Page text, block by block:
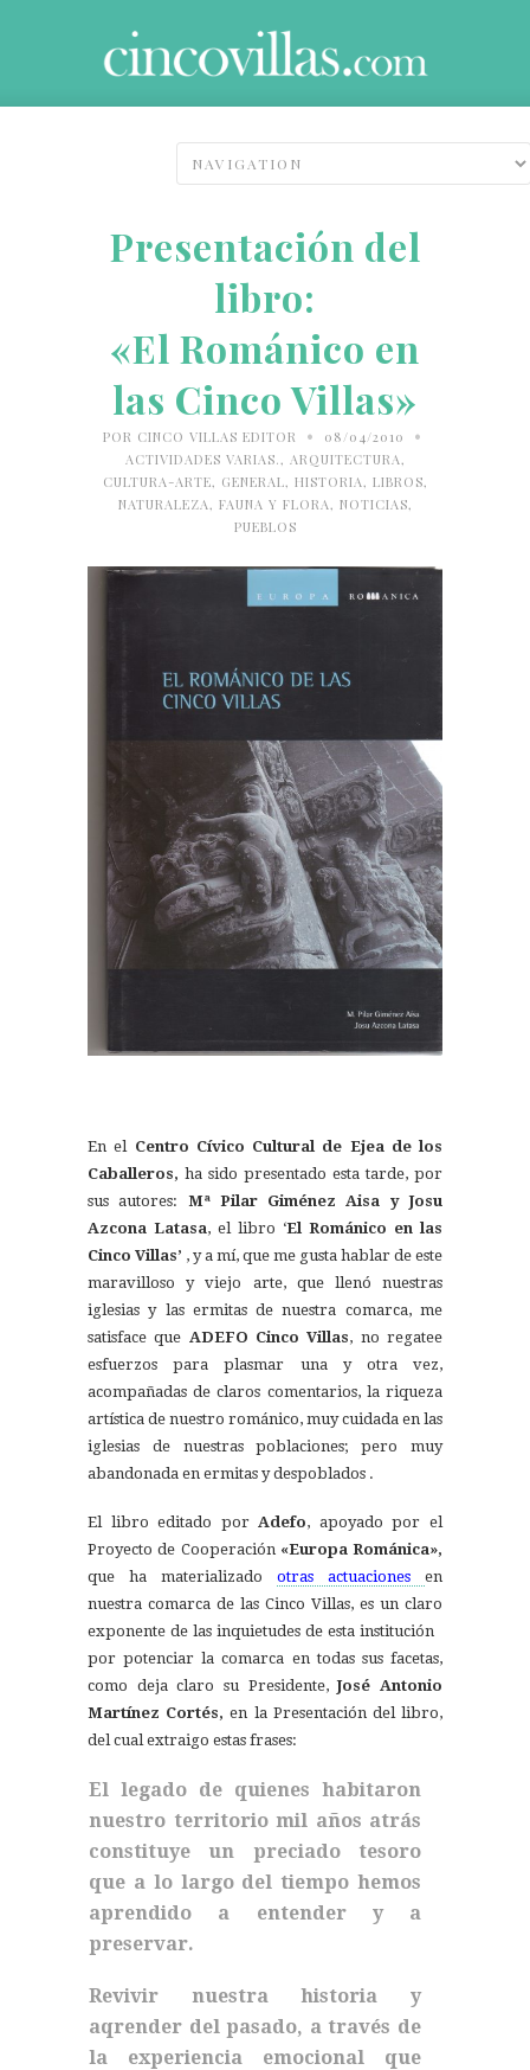
Presentación del
libro:
«El Románico en
las Cinco Villas»
POR CINCO VILLAS EDITOR • 08/04/2010 •
ACTIVIDADES VARIAS. , ARQUITECTURA ,
CULTURA-ARTE, GENERAL, HISTORIA , LIBROS,
NATURALEZA, FAUNA Y FLORA , NOTICIAS,
PUEBLOS
En el Centro Cívico Cultural de Ejea de los
Caballeros, ha sido presentado esta tarde, por
sus autores: Mª Pilar Giménez Aisa y Josu
Azcona Latasa, el libro ‘El Románico en las
Cinco Villas’ , y a mí, que me gusta hablar de este
maravilloso y viejo arte, que llenó nuestras
iglesias y las ermitas de nuestra comarca, me
satisface que ADEFO Cinco Villas, no regatee
esfuerzos para plasmar una y otra vez,
acompañadas de claros comentarios, la riqueza
artística de nuestro románico, muy cuidada en las
iglesias de nuestras poblaciones; pero muy
abandonada en ermitas y despoblados .
El libro editado porAdefo, apoyado por el
Proyecto de Cooperación «Europa Románica»,
que ha materializado otras actuaciones en
nuestra comarca de las Cinco Villas, es un claro
exponente de las inquietudes de esta institución
por potenciar la comarca en todas sus facetas,
como deja claro su Presidente,José Antonio
Martínez Cortés, en la Presentación del libro,
del cual extraigo estas frases:
El legado de quienes habitaron
nuestro territorio mil años atrás
constituye un preciado tesoro
que a lo largo del tiempo hemos
aprendido a entender y a
preservar.
Revivir nuestra historia y
aqrender del pasado, a través de
la experiencia emocional que